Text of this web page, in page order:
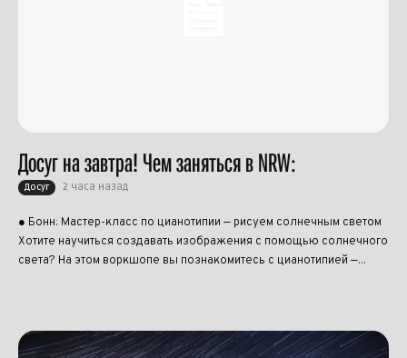
Досуг на завтра! Чем заняться в NRW:
Досуг 2 часа назад
● Бонн: Мастер-класс по цианотипии — рисуем солнечным светом
Хотите научиться создавать изображения с помощью солнечного
света? На этом воркшопе вы познакомитесь с цианотипией —...